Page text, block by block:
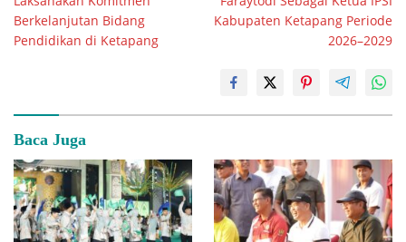
Berkelanjutan Bidang
Pendidikan di Ketapang
Kabupaten Ketapang Periode
2026–2029
Baca Juga